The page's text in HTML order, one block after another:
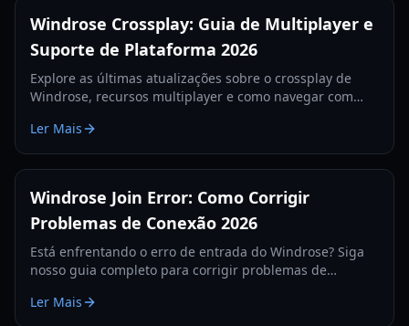
Windrose Crossplay: Guia de Multiplayer e
Suporte de Plataforma 2026
Explore as últimas atualizações sobre o crossplay de
Windrose, recursos multiplayer e como navegar com
Ler Mais
Windrose Join Error: Como Corrigir
Problemas de Conexão 2026
Está enfrentando o erro de entrada do Windrose? Siga
nosso guia completo para corrigir problemas de
autenticação.
Ler Mais